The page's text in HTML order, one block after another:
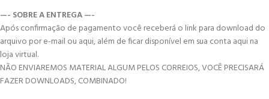
—- SOBRE A ENTREGA —-
Após confirmação de pagamento você receberá o link para download do
arquivo por e-mail ou aqui, além de ficar disponível em sua conta aqui na
loja virtual.
NÃO ENVIAREMOS MATERIAL ALGUM PELOS CORREIOS, VOCÊ PRECISARÁ
FAZER DOWNLOADS, COMBINADO!